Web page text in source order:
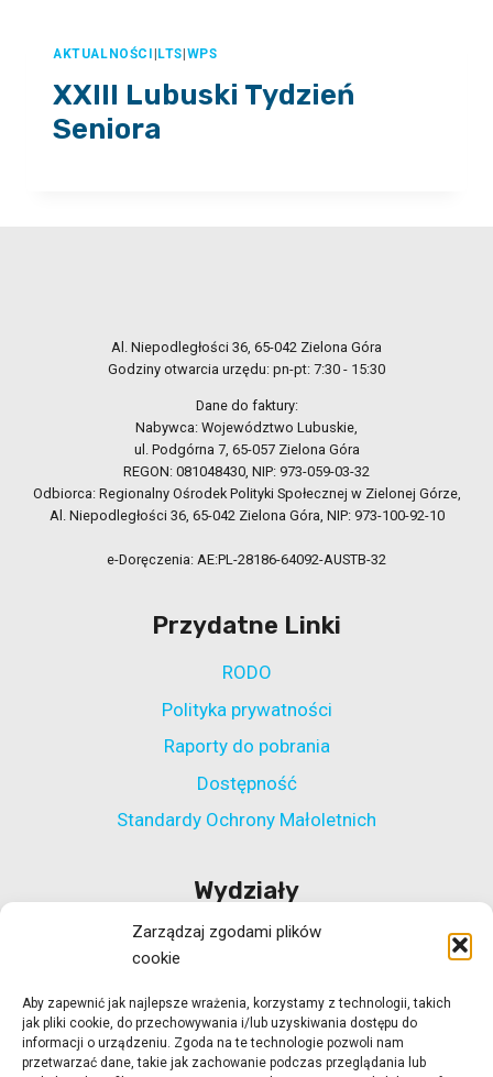
Zarządzaj zgodami plików
cookie
Aby zapewnić jak najlepsze wrażenia, korzystamy z technologii, takich
jak pliki cookie, do przechowywania i/lub uzyskiwania dostępu do
informacji o urządzeniu. Zgoda na te technologie pozwoli nam
przetwarzać dane, takie jak zachowanie podczas przeglądania lub
AKTUALNOŚCI LTS WPS
XXIII Lubuski Tydzień
Seniora
Al. Niepodległości 36, 65-042 Zielona Góra
Godziny otwarcia urzędu: pn-pt: 7:30 - 15:30
Dane do faktury:
Nabywca: Województwo Lubuskie,
ul. Podgórna 7, 65-057 Zielona Góra
REGON: 081048430, NIP: 973-059-03-32
Odbiorca: Regionalny Ośrodek Polityki Społecznej w Zielonej Górze,
Al. Niepodległości 36, 65-042 Zielona Góra, NIP: 973-100-92-10
e-Doręczenia: AE:PL-28186-64092-AUSTB-32
Przydatne Linki
RODO
Polityka prywatności
Raporty do pobrania
Dostępność
Standardy Ochrony Małoletnich
Wydziały
Wydział Polityki Społecznej
Wydział ds. Rehabilitacji Zawodowej i Społecznej
Wydział Koordynacji Włączenia Społecznego
Wydział ds. Realizacji Projektów Strukturalnych